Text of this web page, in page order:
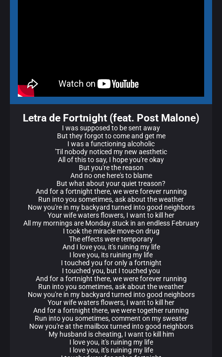
Letra de Fortnight (feat. Post Malone)
I was supposed to be sent away
But they forgot to come and get me
I was a functioning alcoholic
'Til nobody noticed my new aesthetic
All of this to say, I hope you're okay
But you're the reason
And no one here's to blame
But what about your quiet treason?
And for a fortnight there, we were forever running
Run into you sometimes, ask about the weather
Now you're in my backyard turned into good neighbors
Your wife waters flowers, I want to kill her
All my mornings are Monday stuck in an endless February
I took the miracle move-on drug
The effects were temporary
And I love you, it's ruining my life
I love you, its ruining my life
I touched you for only a fortnight
I touched you, but I touched you
And for a fortnight there, we were forever running
Run into you sometimes, ask about the weather
Now you're in my backyard turned into good neighbors
Your wife waters flowers, I want to kill her
And for a fortnight there, we were together running
Run into you sometimes, comment on my sweater
Now you're at the mailbox turned into good neighbors
My husband is cheating, I want to kill him
I love you, it's ruining my life
I love you, it's ruining my life